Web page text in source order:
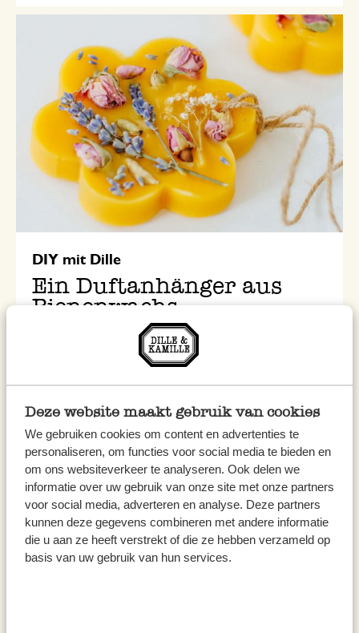
Deze website maakt gebruik van cookies
We gebruiken cookies om content en advertenties te
personaliseren, om functies voor social media te bieden en
om ons websiteverkeer te analyseren. Ook delen we
informatie over uw gebruik van onze site met onze partners
voor social media, adverteren en analyse. Deze partners
kunnen deze gegevens combineren met andere informatie
die u aan ze heeft verstrekt of die ze hebben verzameld op
basis van uw gebruik van hun services.
DIY mit Dille
Ein Duftanhänger aus
Bienenwachs